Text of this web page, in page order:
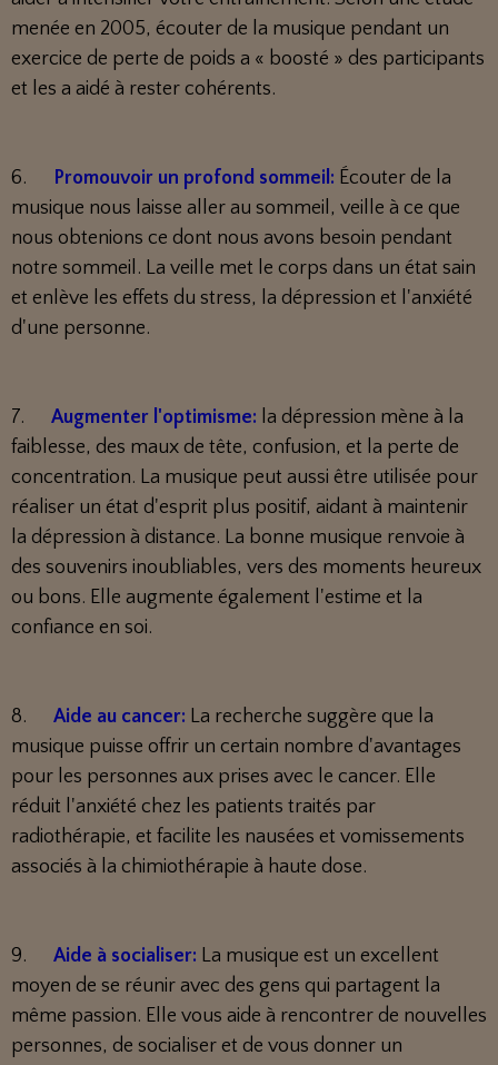
menée en 2005, écouter de la musique pendant un
exercice de perte de poids a « boosté » des participants
et les a aidé à rester cohérents.
6. Promouvoir un profond sommeil: Écouter de la
musique nous laisse aller au sommeil, veille à ce que
nous obtenions ce dont nous avons besoin pendant
notre sommeil. La veille met le corps dans un état sain
et enlève les effets du stress, la dépression et l'anxiété
d'une personne.
7. Augmenter l'optimisme: la dépression mène à la
faiblesse, des maux de tête, confusion, et la perte de
concentration. La musique peut aussi être utilisée pour
réaliser un état d'esprit plus positif, aidant à maintenir
la dépression à distance. La bonne musique renvoie à
des souvenirs inoubliables, vers des moments heureux
ou bons. Elle augmente également l'estime et la
confiance en soi.
8. Aide au cancer: La recherche suggère que la
musique puisse offrir un certain nombre d'avantages
pour les personnes aux prises avec le cancer. Elle
réduit l'anxiété chez les patients traités par
radiothérapie, et facilite les nausées et vomissements
associés à la chimiothérapie à haute dose.
9. Aide à socialiser: La musique est un excellent
moyen de se réunir avec des gens qui partagent la
même passion. Elle vous aide à rencontrer de nouvelles
personnes, de socialiser et de vous donner un